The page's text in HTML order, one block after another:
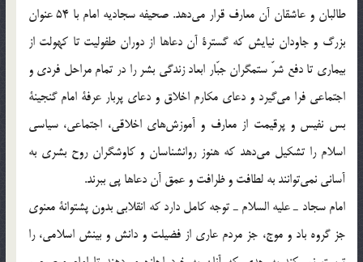
طالبان و عاشقان آن معارف قرار مي‌دهد. صحيفه سجاديه امام با 54 عنوان
بزرگ و جاودان نيايش كه گسترة آن دعاها از دوران طفوليت تا كهولت از
بيماري تا دفع شرّ ستمگران جبّار ابعاد زندگي بشر را در تمام مراحل فردي و
اجتماعي فرا مي‌گيرد و دعاي مكارم اخلاق و دعاي پربار عرفة امام گنجينة
بس نفيس و پرقيمت از معارف و آموزش‌هاي اخلاقي، اجتماعي، سياسي
اسلام را تشكيل مي‌دهد كه هنوز روانشناسان و كاوشگران روح بشري به
آساني نمي‌توانند به لطافت و ظرافت و عمق آن دعاها پي ببرند.
امام سجاد ـ عليه السلام ـ توجه كامل دارد كه انقلابي بدون پشتوانة معنوي
جز گروه باد و موج، جز مردم عاري از فضيلت و دانش و بينش اسلامي، را